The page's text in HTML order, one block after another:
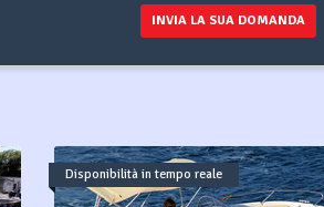
INVIA LA SUA DOMANDA
Disponibilità in tempo reale